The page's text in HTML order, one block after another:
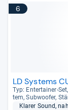
6
LD Systems
Typ: Enter­tai­ner-​
tem, Sub­woofer,
Kla­rer Sound,